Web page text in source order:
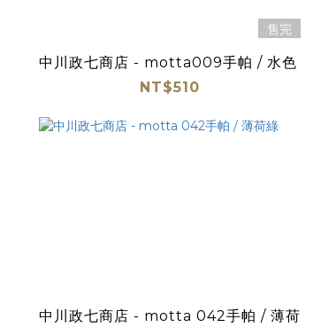
售完
中川政七商店 - motta009手帕 / 水色
NT$510
中川政七商店 - motta 042手帕 / 薄荷